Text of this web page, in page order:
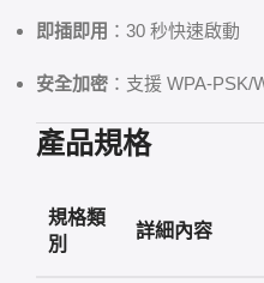
即插即用 ：30 秒快速啟動
安全加密 ：支援 WPA-PSK/
產品規格
規格類
別
詳細內容